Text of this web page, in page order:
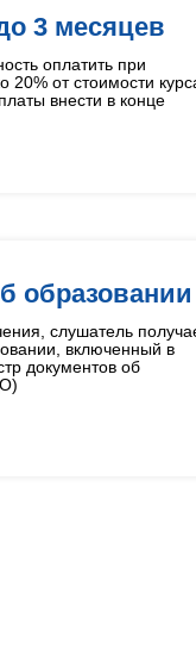
3 месяцев
оплатить при
20% от стоимости
внести в конце
образовании
слушатель
включенный в
документов об